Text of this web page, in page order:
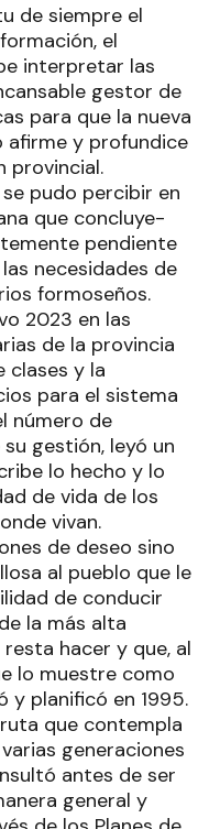
de siempre el
el
interpretar las
gestor de
para que la nueva
afirme y profundice
provincial.
pudo percibir en
que concluye-
pendiente
necesidades de
formoseños.
2023 en las
de la provincia
clases y la
para el sistema
número de
gestión, leyó un
lo hecho y lo
de vida de los
vivan.
de deseo sino
al pueblo que le
de conducir
la más alta
hacer y que, al
lo muestre como
y planificó en 1995.
que contempla
generaciones
antes de ser
general y